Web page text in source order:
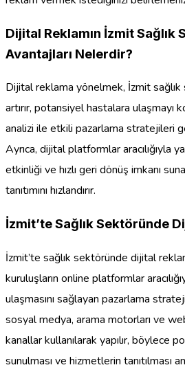
Dijital Reklamın İzmit Sağlık
Avantajları Nelerdir?
Dijital reklama yönelmek, İzmit
artırır, potansiyel hastalara ulaşmayı
analizi ile etkili pazarlama stratejileri
Ayrıca, dijital platformlar aracılığıyla
etkinliği ve hızlı geri dönüş imkanı
tanıtımını hızlandırır.
İzmit’te Sağlık Sektöründe
İzmit’te sağlık sektöründe dijital
kuruluşların online platformlar
ulaşmasını sağlayan pazarlama
sosyal medya, arama motorları ve
kanallar kullanılarak yapılır, böylece
sunulması ve hizmetlerin tanıtılması